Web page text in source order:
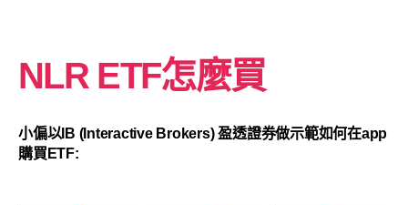
NLR ETF怎麼買
小偏以IB (Interactive Brokers) 盈透證券做示範如何在app
購買ETF: